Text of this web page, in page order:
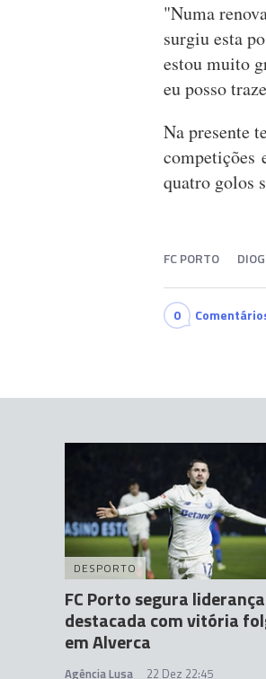
"Numa
surgiu esta
estou muito
eu posso
Na presente
competições
quatro golos
FC PORTO
0
DESPORTO
FC Porto segura liderança
destacada com vitória
em Alverca
Agência Lusa 22 Dez 22:45